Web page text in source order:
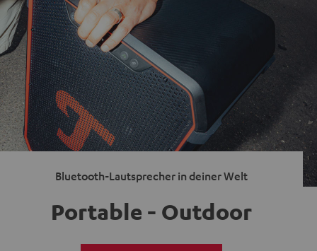
Bluetooth-Lautsprecher in deiner Welt
Portable - Outdoor